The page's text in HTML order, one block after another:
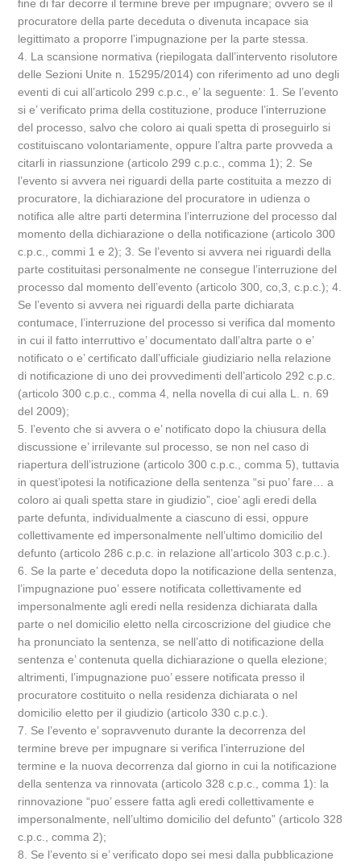
fine di far decorre il termine breve per impugnare; ovvero se il
procuratore della parte deceduta o divenuta incapace sia
legittimato a proporre l’impugnazione per la parte stessa.
4. La scansione normativa (riepilogata dall’intervento risolutore
delle Sezioni Unite n. 15295/2014) con riferimento ad uno degli
eventi di cui all’articolo 299 c.p.c., e’ la seguente: 1. Se l’evento
si e’ verificato prima della costituzione, produce l’interruzione
del processo, salvo che coloro ai quali spetta di proseguirlo si
costituiscano volontariamente, oppure l’altra parte provveda a
citarli in riassunzione (articolo 299 c.p.c., comma 1); 2. Se
l’evento si avvera nei riguardi della parte costituita a mezzo di
procuratore, la dichiarazione del procuratore in udienza o
notifica alle altre parti determina l’interruzione del processo dal
momento della dichiarazione o della notificazione (articolo 300
c.p.c., commi 1 e 2); 3. Se l’evento si avvera nei riguardi della
parte costituitasi personalmente ne consegue l’interruzione del
processo dal momento dell’evento (articolo 300, co,3, c.p.c.); 4.
Se l’evento si avvera nei riguardi della parte dichiarata
contumace, l’interruzione del processo si verifica dal momento
in cui il fatto interruttivo e’ documentato dall’altra parte o e’
notificato o e’ certificato dall’ufficiale giudiziario nella relazione
di notificazione di uno dei provvedimenti dell’articolo 292 c.p.c.
(articolo 300 c.p.c., comma 4, nella novella di cui alla L. n. 69
del 2009);
5. l’evento che si avvera o e’ notificato dopo la chiusura della
discussione e’ irrilevante sul processo, se non nel caso di
riapertura dell’istruzione (articolo 300 c.p.c., comma 5), tuttavia
in quest’ipotesi la notificazione della sentenza “si puo’ fare… a
coloro ai quali spetta stare in giudizio”, cioe’ agli eredi della
parte defunta, individualmente a ciascuno di essi, oppure
collettivamente ed impersonalmente nell’ultimo domicilio del
defunto (articolo 286 c.p.c. in relazione all’articolo 303 c.p.c.).
6. Se la parte e’ deceduta dopo la notificazione della sentenza,
l’impugnazione puo’ essere notificata collettivamente ed
impersonalmente agli eredi nella residenza dichiarata dalla
parte o nel domicilio eletto nella circoscrizione del giudice che
ha pronunciato la sentenza, se nell’atto di notificazione della
sentenza e’ contenuta quella dichiarazione o quella elezione;
altrimenti, l’impugnazione puo’ essere notificata presso il
procuratore costituito o nella residenza dichiarata o nel
domicilio eletto per il giudizio (articolo 330 c.p.c.).
7. Se l’evento e’ sopravvenuto durante la decorrenza del
termine breve per impugnare si verifica l’interruzione del
termine e la nuova decorrenza dal giorno in cui la notificazione
della sentenza va rinnovata (articolo 328 c.p.c., comma 1): la
rinnovazione “puo’ essere fatta agli eredi collettivamente e
impersonalmente, nell’ultimo domicilio del defunto” (articolo 328
c.p.c., comma 2);
8. Se l’evento si e’ verificato dopo sei mesi dalla pubblicazione